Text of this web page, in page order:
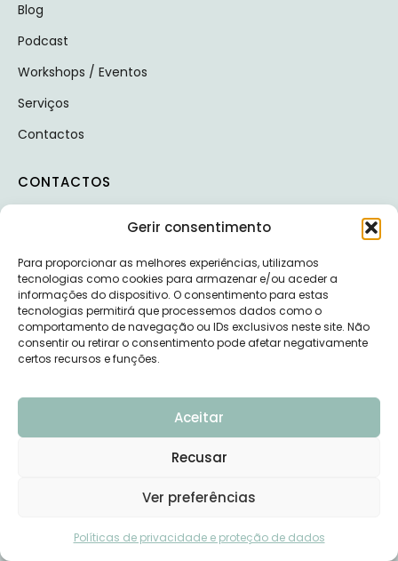
Gerir consentimento
Para proporcionar as melhores experiências, utilizamos
tecnologias como cookies para armazenar e/ou aceder a
informações do dispositivo. O consentimento para estas
tecnologias permitirá que processemos dados como o
comportamento de navegação ou IDs exclusivos neste site. Não
consentir ou retirar o consentimento pode afetar negativamente
certos recursos e funções.
Aceitar
Recusar
Ver preferências
Políticas de privacidade e proteção de dados
Blog
Podcast
Workshops / Eventos
Serviços
Contactos
CONTACTOS
Rua Joly Braga Santos
Lote N 1600 123 Lisboa
+351 927 508 410
Consultas:
geral@poetenalinha.pt
mariagama@poetenalinha.pt
Termos e Condições
Precisas de ajuda?